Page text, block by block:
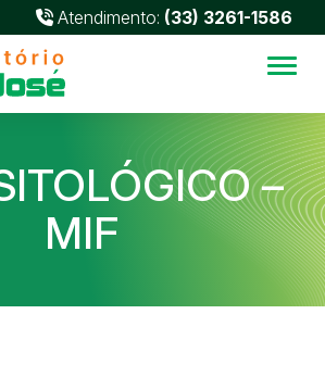
Atendimento: (33) 3261-1586
–
MIF